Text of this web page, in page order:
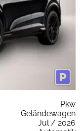
Pkw
Geländewagen
Jul / 2026